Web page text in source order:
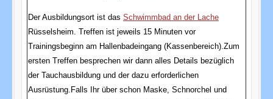
Der Ausbildungsort ist das Schwimmbad an der Lache
Rüsselsheim. Treffen ist jeweils 15 Minuten vor
Trainingsbeginn am Hallenbadeingang (Kassenbereich).Zum
ersten Treffen besprechen wir dann alles Details bezüglich
der Tauchausbildung und der dazu erforderlichen
Ausrüstung. Falls Ihr über schon Maske, Schnorchel und